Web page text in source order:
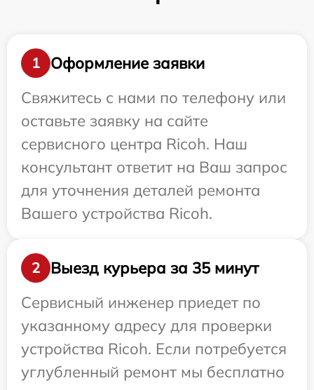
1
Оформление заявки
Свяжитесь с нами по телефону или
оставьте заявку на сайте
сервисного центра Ricoh. Наш
консультант ответит на Ваш запрос
для уточнения деталей ремонта
Вашего устройства Ricoh.
2
Выезд курьера за 35 минут
Сервисный инженер приедет по
указанному адресу для проверки
устройства Ricoh. Если потребуется
углубленный ремонт мы бесплатно